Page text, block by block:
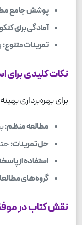
پوشش جامع
آمادگی برای
تمرینات متنوع:
نکات کلیدی برای
برای بهره‌برداری بهینه از کتاب سیگنال ۲۰
مطالعه منظم:
حل تمرینات:
استفاده از
گروه‌های
نقش کتاب در